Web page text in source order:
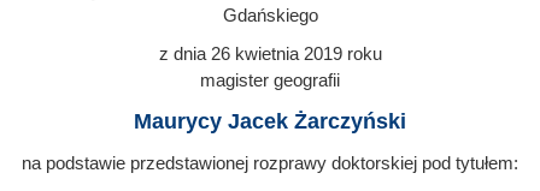
Gdańskiego
z dnia 26 kwietnia 2019roku
magister geografii
Maurycy Jacek Żarczyński
na podstawie przedstawionej rozprawy doktorskiej pod tytułem: